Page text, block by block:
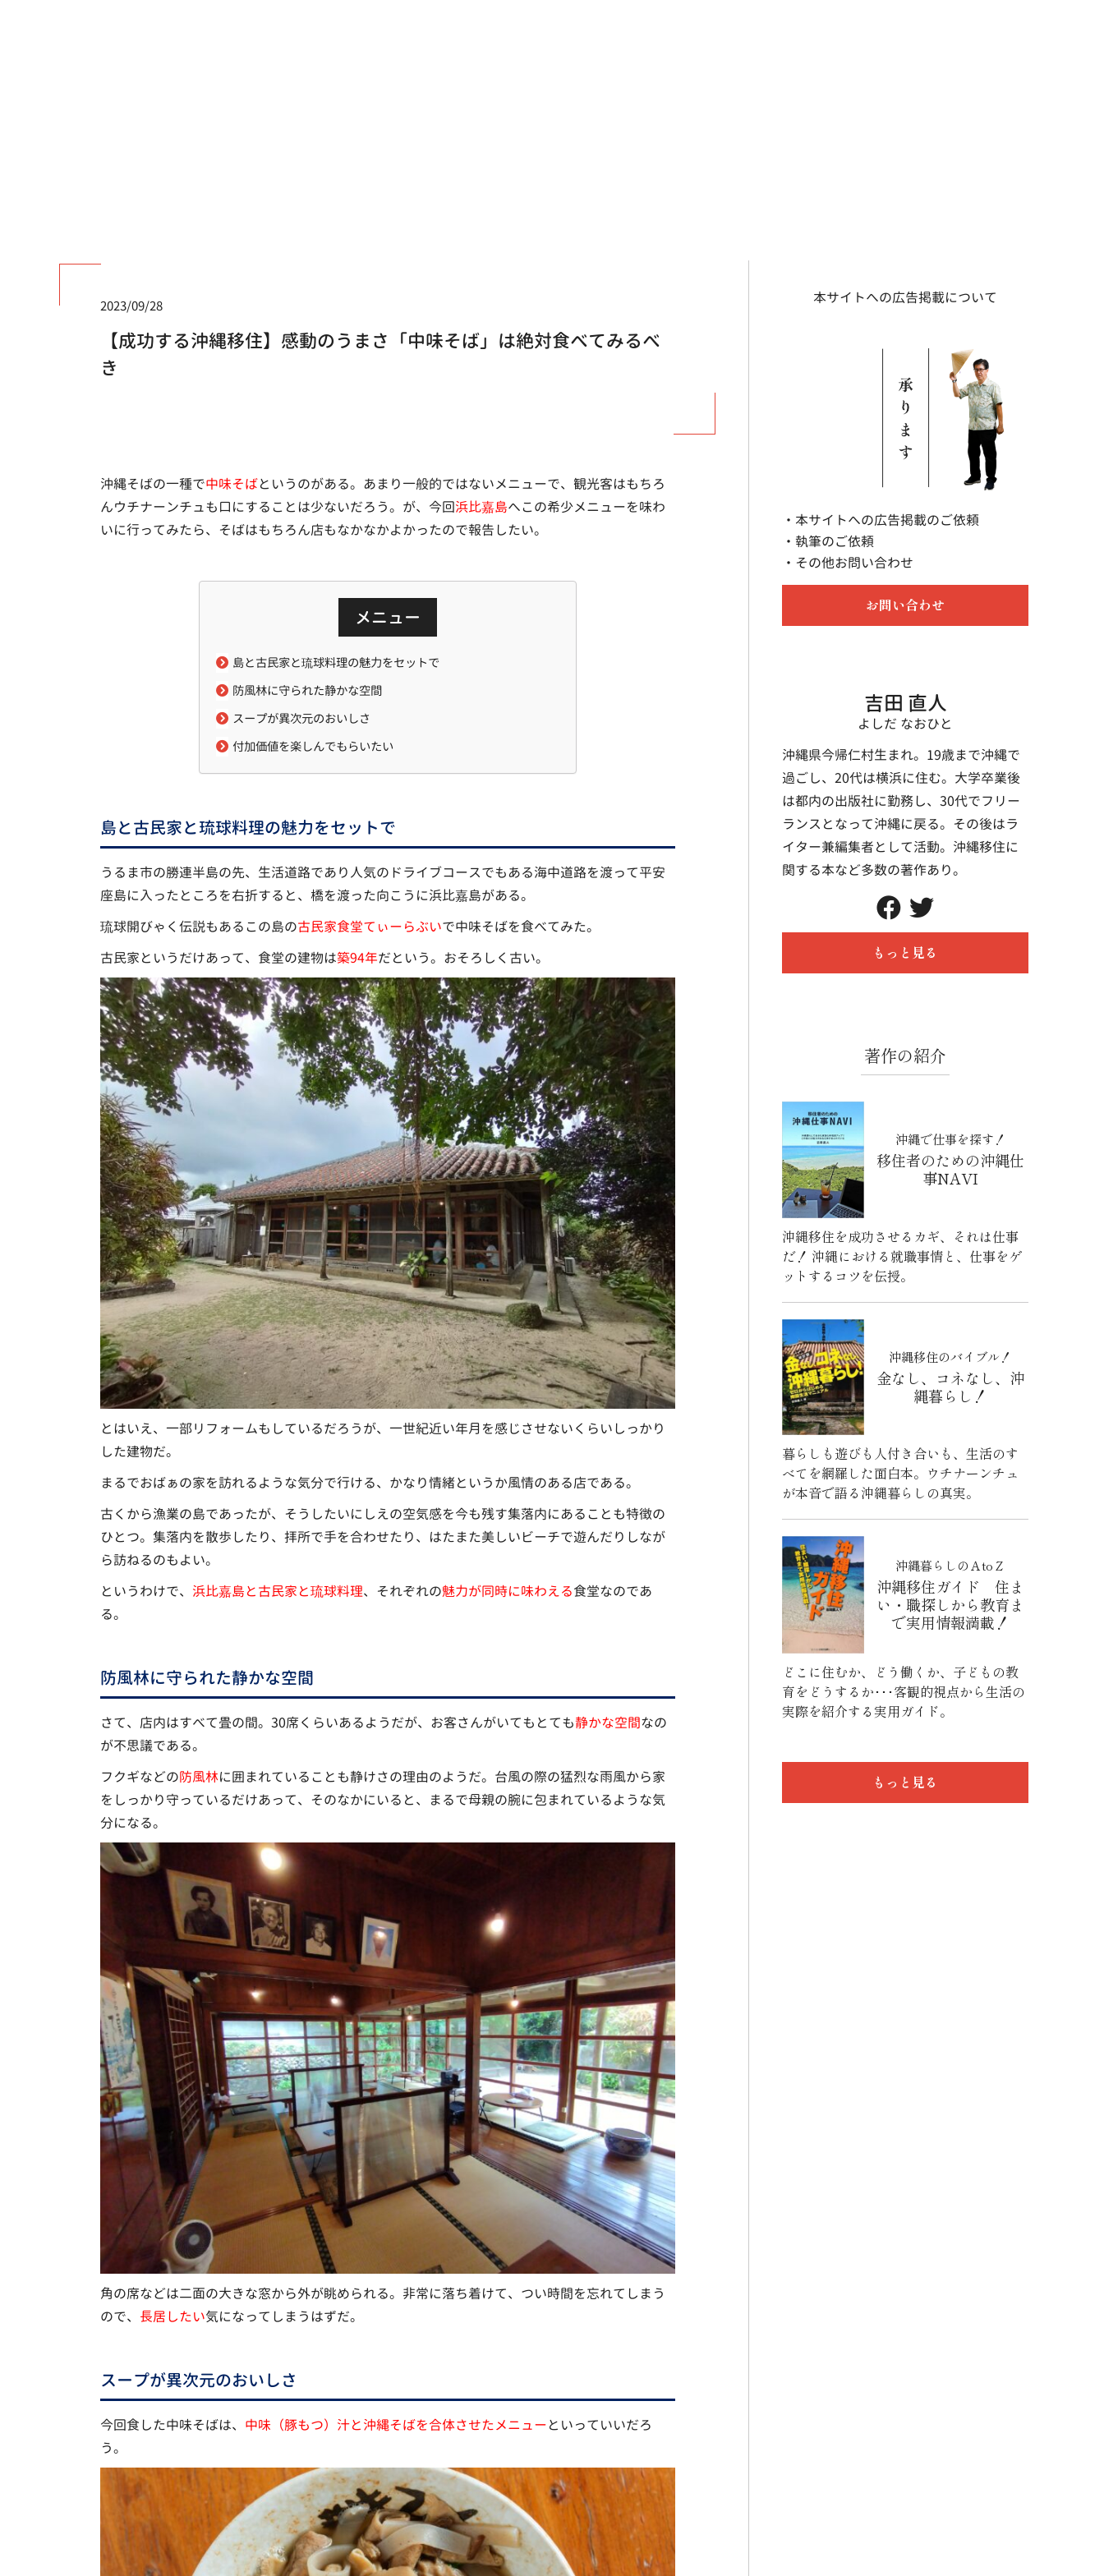
2023/09/28
【成功する沖縄移住】感動のうまさ「中味そば」は絶対食べてみるべ
き
沖縄そばの一種で中味そばというのがある。あまり一般的ではないメニューで、観光客はもちろ
んウチナーンチュも口にすることは少ないだろう。が、今回浜比嘉島へこの希少メニューを味わ
いに行ってみたら、そばはもちろん店もなかなかよかったので報告したい。
メニュー
島と古民家と琉球料理の魅力をセットで
防風林に守られた静かな空間
スープが異次元のおいしさ
付加価値を楽しんでもらいたい
島と古民家と琉球料理の魅力をセットで
うるま市の勝連半島の先、生活道路であり人気のドライブコースでもある海中道路を渡って平安
座島に入ったところを右折すると、橋を渡った向こうに浜比嘉島がある。
琉球開びゃく伝説もあるこの島の古民家食堂てぃーらぶいで中味そばを食べてみた。
古民家というだけあって、食堂の建物は築94年だという。おそろしく古い。
とはいえ、一部リフォームもしているだろうが、一世紀近い年月を感じさせないくらいしっかり
した建物だ。
まるでおばぁの家を訪れるような気分で行ける、かなり情緒というか風情のある店である。
古くから漁業の島であったが、そうしたいにしえの空気感を今も残す集落内にあることも特徴の
ひとつ。集落内を散歩したり、拝所で手を合わせたり、はたまた美しいビーチで遊んだりしなが
ら訪ねるのもよい。
というわけで、 浜比嘉島と古民家と琉球料理、それぞれの魅力が同時に味わえる食堂なのであ
る。
防風林に守られた静かな空間
さて、店内はすべて畳の間。30席くらいあるようだが、お客さんがいてもとても静かな空間なの
が不思議である。
フクギなどの防風林に囲まれていることも静けさの理由のようだ。台風の際の猛烈な雨風から家
をしっかり守っているだけあって、そのなかにいると、まるで母親の腕に包まれているような気
分になる。
角の席などは二面の大きな窓から外が眺められる。非常に落ち着けて、つい時間を忘れてしまう
ので、 長居したい気になってしまうはずだ。
スープが異次元のおいしさ
今回食した中味そばは、 中味（豚もつ）汁と沖縄そばを合体させたメニューといっていいだろ
う。
本サイトへの広告掲載について
・本サイトへの広告掲載のご依頼
・執筆のご依頼
・その他お問い合わせ
お問い合わせ
吉田 直人
よしだ なおひと
沖縄県今帰仁村生まれ。19歳まで沖縄で
過ごし、20代は横浜に住む。大学卒業後
は都内の出版社に勤務し、30代でフリー
ランスとなって沖縄に戻る。その後はラ
イター兼編集者として活動。沖縄移住に
関する本など多数の著作あり。
もっと見る
著作の紹介
沖縄で仕事を探す！
移住者のための沖縄仕
事NAVI
沖縄移住を成功させるカギ、それは仕事
だ！ 沖縄における就職事情と、仕事をゲ
ットするコツを伝授。
沖縄移住のバイブル！
金なし、コネなし、沖
縄暮らし！
暮らしも遊びも人付き合いも、生活のす
べてを網羅した面白本。ウチナーンチュ
が本音で語る沖縄暮らしの真実。
沖縄暮らしのＡtoＺ
沖縄移住ガイド 住ま
い・職探しから教育ま
で実用情報満載！
どこに住むか、どう働くか、子どもの教
育をどうするか･･･客観的視点から生活の
実際を紹介する実用ガイド。
もっと見る